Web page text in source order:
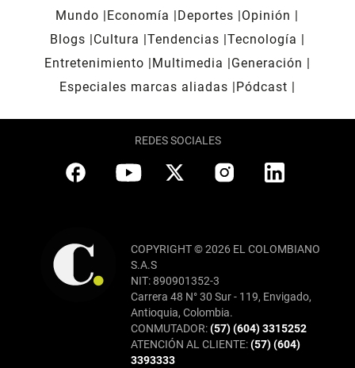
Mundo Economía Deportes
Opinión
Blogs
Cultura Tendencias Tecnología
Entretenimiento
Multimedia
Generación
Especiales marcas aliadas
Pódcast
REDES SOCIALES
COPYRIGHT © 2026 EL COLOMBIANO
S.A.S
NIT: 890901352-3
Carrera 48 N° 30 Sur - 119, Envigado,
Antioquia, Colombia.
CONMUTADOR:(57) (604) 3315252
ATENCIÓN AL CLIENTE:(57) (604)
3393333